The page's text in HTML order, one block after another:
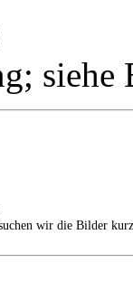
siehe
wir die Bilder